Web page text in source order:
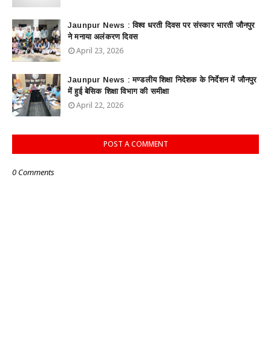
Jaunpur News : विश्व धरती दिवस पर संस्कार भारती जौनपुर
ने मनाया अलंकरण दिवस
April 23, 2026
Jaunpur News : ​मण्डलीय शिक्षा निदेशक के निर्देशन में जौनपुर
में हुई बेसिक शिक्षा विभाग की समीक्षा
April 22, 2026
POST A COMMENT
0 Comments